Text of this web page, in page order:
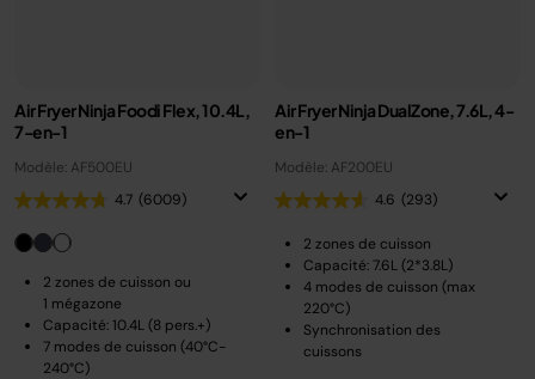
Air Fryer Ninja Foodi Flex, 10.4L,
7-en-1
Modèle: AF500EU
4.7 (6009)
2 zones de cuisson ou
1 mégazone
Capacité: 10.4L (8 pers.+)
7 modes de cuisson (40°C-
240°C)
Air Fryer Ninja DualZone, 7.6L, 4-
en-1
Modèle: AF200EU
4.6 (293)
2 zones de cuisson
Capacité: 7.6L (2*3.8L)
4 modes de cuisson (max
220°C)
Synchronisation des
cuissons